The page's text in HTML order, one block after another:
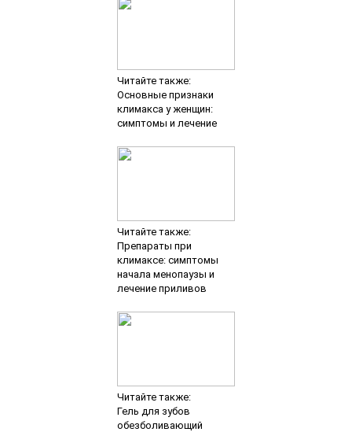
Читайте также:
Основные признаки
климакса у женщин:
симптомы и лечение
Читайте также:
Препараты при
климаксе: симптомы
начала менопаузы и
лечение приливов
Читайте также:
Гель для зубов
обезболивающий